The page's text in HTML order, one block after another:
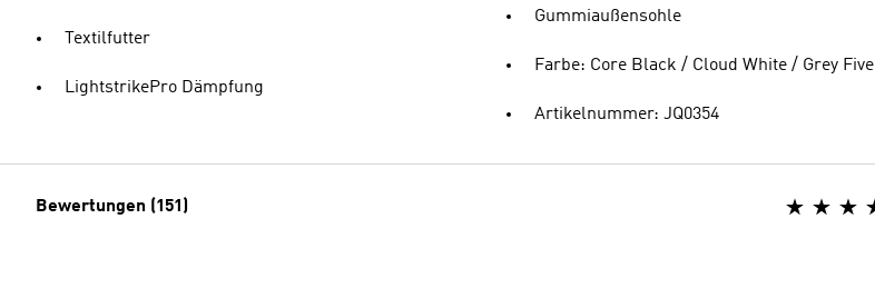
Textilfutter
LightstrikePro Dämpfung
Gummiaußensohle
Farbe: Core Black / Cloud White / Grey Five
Artikelnummer: JQ0354
Bewertungen (151)